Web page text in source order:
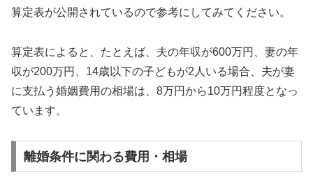
算定表が公開されているので参考にしてみてください。
算定表によると、たとえば、夫の年収が600万円、妻の年
収が200万円、14歳以下の子どもが2人いる場合、夫が妻
に支払う婚姻費用の相場は、8万円から10万円程度となっ
ています。
離婚条件に関わる費用・相場